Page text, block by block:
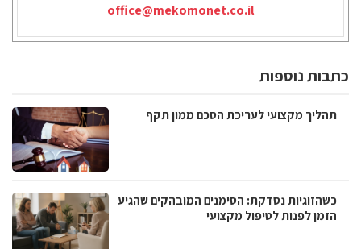
office@mekomonet.co.il
כתבות נוספות
תהליך מקצועי לעריכת הסכם ממון תקף
כשהזוגיות נסדקת: הסימנים המובהקים שהגיע
הזמן לפנות לטיפול מקצועי